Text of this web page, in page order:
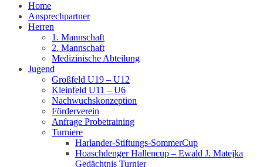
Home
Ansprechpartner
Herren
1. Mannschaft
2. Mannschaft
Medizinische Abteilung
Jugend
Großfeld U19 – U12
Kleinfeld U11 – U6
Nachwuchskonzeption
Förderverein
Anfrage Probetraining
Turniere
Harlander-Stiftungs-SommerCup
Hoaschdenger Hallencup – Ewald J. Matejka
Gedächtnis Turnier